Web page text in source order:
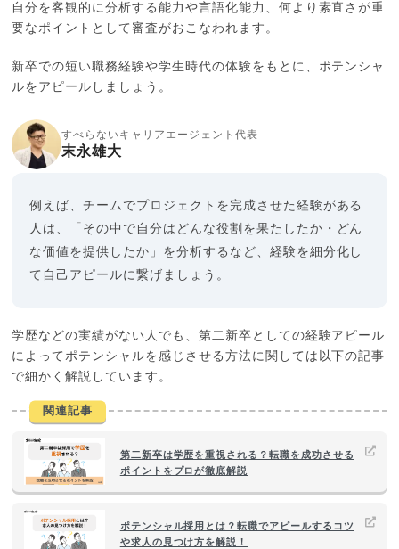
自分を客観的に分析する能力や言語化能力、何より素直さが重
要なポイントとして審査がおこなわれます。
新卒での短い職務経験や学生時代の体験をもとに、ポテンシャ
ルをアピールしましょう。
すべらないキャリアエージェント代表
末永雄大
例えば、チームでプロジェクトを完成させた経験がある
人は、「その中で自分はどんな役割を果たしたか・どん
な価値を提供したか」を分析するなど、経験を細分化し
て自己アピールに繋げましょう。
学歴などの実績がない人でも、第二新卒としての経験アピール
によってポテンシャルを感じさせる方法に関しては以下の記事
で細かく解説しています。
関連記事
第二新卒は学歴を重視される？転職を成功させる
ポイントをプロが徹底解説
ポテンシャル採用とは？転職でアピールするコツ
や求人の見つけ方を解説！